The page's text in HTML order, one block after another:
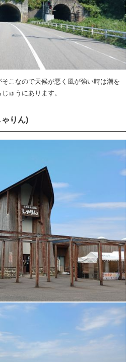
こなので天候が悪く風が強い時は潮を
ゅうにあります。
りん)